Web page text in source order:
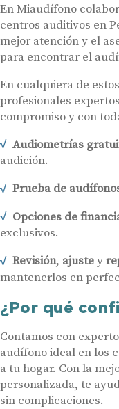
En Miaudífono
centros auditivos en
mejor atención y el
para encontrar el
En cualquiera de
profesionales
compromiso y con
Audiometrías
audición.
Prueba de
Opciones de
exclusivos.
Revisión, ajustey
mantenerlos en
¿Por qué
Contamos con
audífono ideal en los
a tu hogar. Con la
personalizada, te
sin complicaciones.